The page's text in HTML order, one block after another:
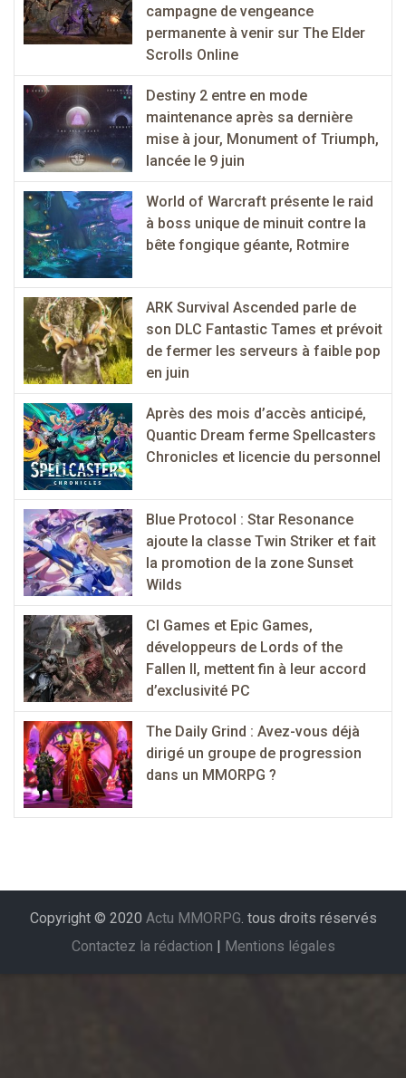
campagne de vengeance
permanente à venir sur The Elder
Scrolls Online
Destiny 2 entre en mode
maintenance après sa dernière
mise à jour, Monument of Triumph,
lancée le 9 juin
World of Warcraft présente le raid
à boss unique de minuit contre la
bête fongique géante, Rotmire
ARK Survival Ascended parle de
son DLC Fantastic Tames et prévoit
de fermer les serveurs à faible pop
en juin
Après des mois d’accès anticipé,
Quantic Dream ferme Spellcasters
Chronicles et licencie du personnel
Blue Protocol : Star Resonance
ajoute la classe Twin Striker et fait
la promotion de la zone Sunset
Wilds
CI Games et Epic Games,
développeurs de Lords of the
Fallen II, mettent fin à leur accord
d’exclusivité PC
The Daily Grind : Avez-vous déjà
dirigé un groupe de progression
dans un MMORPG ?
Copyright © 2020 Actu MMORPG. tous droits réservés
Contactez la rédaction | Mentions légales